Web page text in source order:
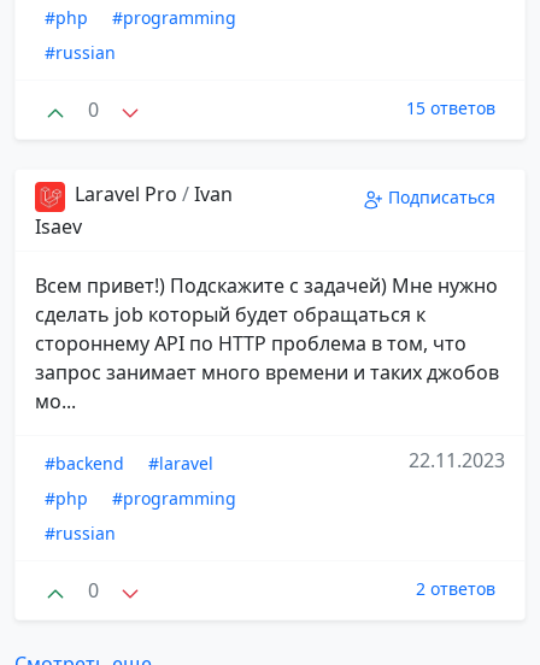
#php
#programming
#russian
0 15 ответов
Laravel Pro /Ivan
Isaev
Подписаться
Всем привет!) Подскажите с задачей) Мне нужно
сделать job который будет обращаться к
стороннему API по HTTP проблема в том, что
запрос занимает много времени и таких джобов
мо...
#backend
#laravel
#php
#programming
#russian
22.11.2023
0 2 ответов